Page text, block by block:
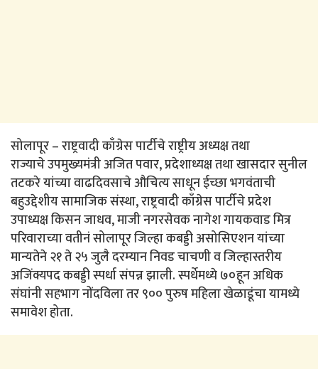
सोलापूर – राष्ट्रवादी काँग्रेस पार्टीचे राष्ट्रीय अध्यक्ष तथा
राज्याचे उपमुख्यमंत्री अजित पवार, प्रदेशाध्यक्ष तथा खासदार सुनील
तटकरे यांच्या वाढदिवसाचे औचित्य साधून ईच्छा भगवंताची
बहुउद्देशीय सामाजिक संस्था, राष्ट्रवादी काँग्रेस पार्टीचे प्रदेश
उपाध्यक्ष किसन जाधव, माजी नगरसेवक नागेश गायकवाड मित्र
परिवाराच्या वतीनं सोलापूर जिल्हा कबड्डी असोसिएशन यांच्या
मान्यतेने २१ ते २५ जुलै दरम्यान निवड चाचणी व जिल्हास्तरीय
अजिंक्यपद कबड्डी स्पर्धा संपन्न झाली. स्पर्धेमध्ये ७०हून अधिक
संघांनी सहभाग नोंदविला तर ९०० पुरुष महिला खेळाडूंचा यामध्ये
समावेश होता.